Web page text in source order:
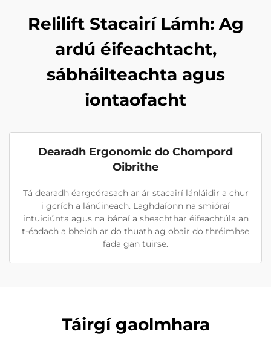
Relilift Stacairí Lámh: Ag
ardú éifeachtacht,
sábháilteachta agus
iontaofacht
Dearadh Ergonomic do Chompord
Oibrithe
Tá dearadh éargcórasach ar ár stacairí lánláidir a chur
i gcrích a lánúineach. Laghdaíonn na smióraí
intuiciúnta agus na bánaí a sheachthar éifeachtúla an
t-éadach a bheidh ar do thuath ag obair do thréimhse
fada gan tuirse.
Táirgí gaolmhara